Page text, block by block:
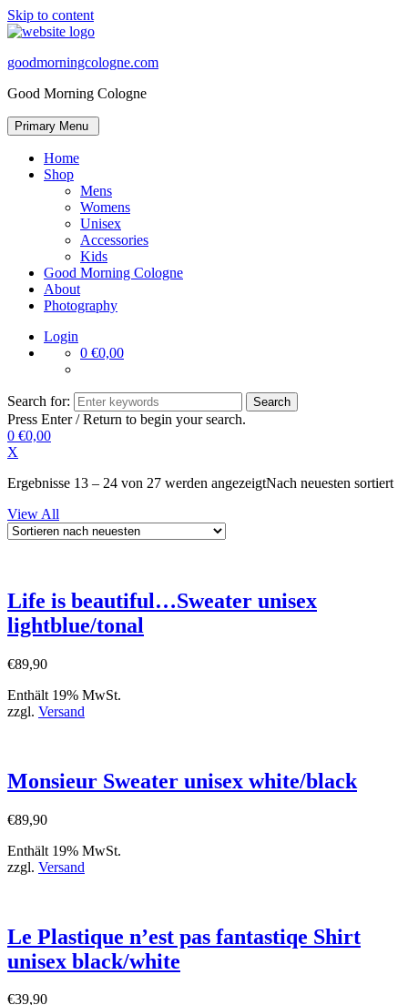
Skip to content
goodmorningcologne.com
Good Morning Cologne
Primary Menu
Home
Shop
Mens
Womens
Unisex
Accessories
Kids
Good Morning Cologne
About
Photography
Login
0 €0,00
Search for:
Press Enter / Return to begin your search.
0 €0,00
X
Ergebnisse 13 – 24 von 27 werden angezeigtNach neuesten sortiert
View All
Life is beautiful…Sweater unisex
lightblue/tonal
€89,90
Enthält 19% MwSt.
zzgl. Versand
Monsieur Sweater unisex white/black
€89,90
Enthält 19% MwSt.
zzgl. Versand
Le Plastique n’est pas fantastiqe Shirt
unisex black/white
€39,90